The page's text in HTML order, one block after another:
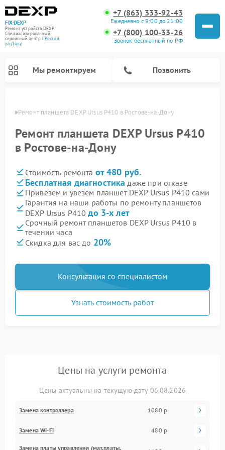
FIX-DEXP
Ремонт устройств DEXP
Специализированный
cервисный центр г.Ростов-
на-Дону
+7 (863) 333-92-43
Ежедневно с 9:00 до 21:00
+7 (800) 100-33-26
Звонок бесплатный по РФ
Мы ремонтируем Позвонить
Ремонт планшета DEXP Ursus P410 в Ростове-на-Дону
Ремонт планшета DEXP Ursus P410
в Ростове-на-Дону
Стоимость ремонта от 480 руб.
Бесплатная диагностика даже при отказе
Привезем и увезем планшет DEXP Ursus P410 сами
Гарантия на наши работы по ремонту планшетов
DEXP Ursus P410до 3-х лет
Срочный ремонт планшетов DEXP Ursus P410 в
течении часа
Скидка для вас до 20%
Консультация со специалистом
Узнать стоимость работ
Цены на услуги ремонта
Цены актуальны на текущую дату 06.08.2026
Замена контроллера 1080 р
Замена Wi-Fi 480 р
Замена платы управления (мат.платы,